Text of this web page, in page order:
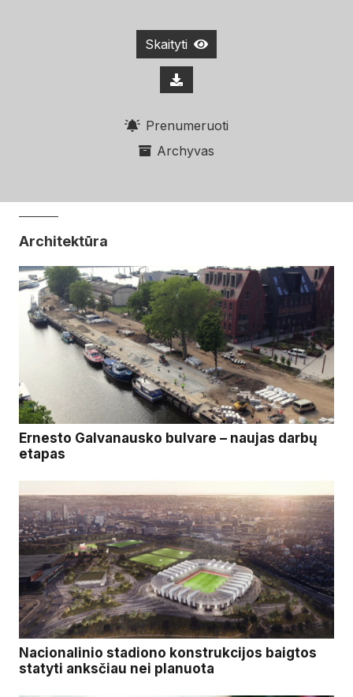
Skaityti
Prenumeruoti
Archyvas
Architektūra
Ernesto Galvanausko bulvare – naujas darbų
etapas
Nacionalinio stadiono konstrukcijos baigtos
statyti anksčiau nei planuota